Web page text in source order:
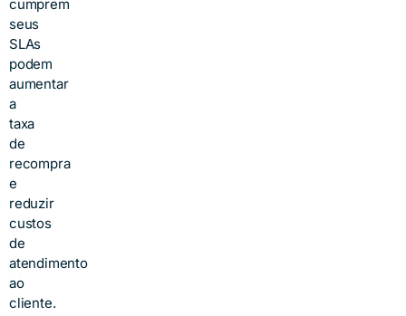
cumprem
seus
SLAs
podem
aumentar
a
taxa
de
recompra
e
reduzir
custos
de
atendimento
ao
cliente.